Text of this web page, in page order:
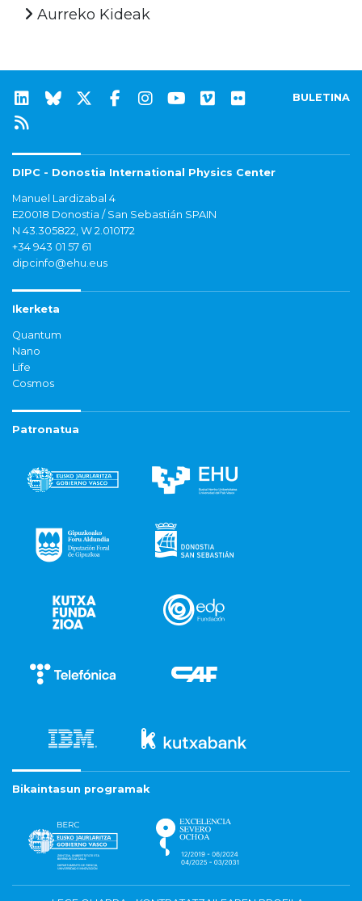
Aurreko Kideak
BULETINA
DIPC - Donostia International Physics Center
Manuel Lardizabal 4
E20018 Donostia / San Sebastián SPAIN
N 43.305822, W 2.010172
+34 943 01 57 61
dipcinfo@ehu.eus
Ikerketa
Quantum
Nano
Life
Cosmos
Patronatua
Bikaintasun programak